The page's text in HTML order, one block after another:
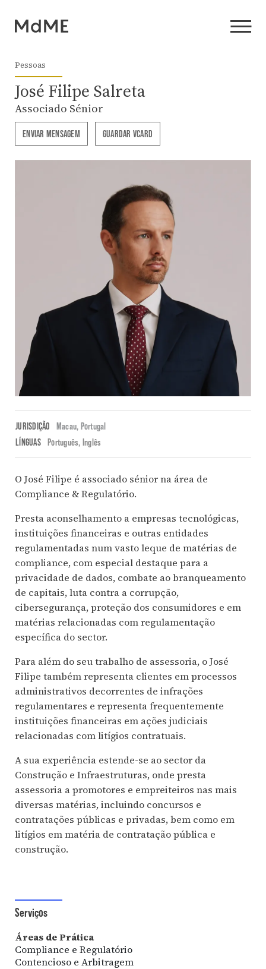
Pessoas
José Filipe Salreta
Associado Sénior
ENVIAR MENSAGEM GUARDAR VCARD
JURISDIÇÃO Macau, Portugal
LÍNGUAS Português Inglês
O José Filipe é associado sénior na área de
Compliance & Regulatório.
Presta aconselhamento a empresas tecnológicas,
instituições financeiras e outras entidades
regulamentadas num vasto leque de matérias de
compliance, com especial destaque para a
privacidade de dados, combate ao branqueamento
de capitais, luta contra a corrupção,
cibersegurança, proteção dos consumidores e em
matérias relacionadas com regulamentação
específica do sector.
Para além do seu trabalho de assessoria, o José
Filipe também representa clientes em processos
administrativos decorrentes de infrações
regulamentares e representa frequentemente
instituições financeiras em ações judiciais
relacionadas com litígios contratuais.
A sua experiência estende-se ao sector da
Construção e Infraestruturas, onde presta
assessoria a promotores e empreiteiros nas mais
diversas matérias, incluindo concursos e
contratações públicas e privadas, bem como em
litígios em matéria de contratação pública e
construção.
Serviços
Áreas de Prática
Compliance e Regulatório
Contencioso e Arbitragem